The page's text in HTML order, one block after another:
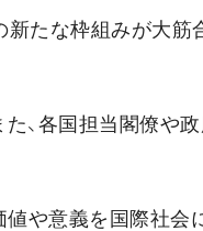
新たな枠組みが大筋
、各国担当閣僚や
値や意義を国際社会